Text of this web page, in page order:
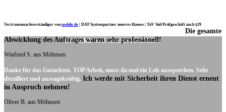
Vertrauenssachverständiger vonmobile.de DAT Systempartner unseres Hauses | TüV Süd Prüfgeschäft nach §29
UNSERE KUNDENSTIMMEN:
Die gesamte
Abwicklung des Auftrages waren sehr professionell!
Winfried S. aus Möhnsen
Danke für das Gutachten. TOP Arbeit, muss da mal ein Lob aussprechen. Sehr
detailliert und aussagekräftig. Ich werde mit Sicherheit ihren Dienst erneut
in Anspruch nehmen!
Oliver B. aus Möhnsen